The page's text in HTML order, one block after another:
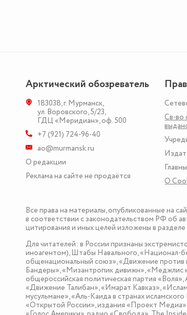
Арктический обозреватель
183038,г. Мурманск,
ул. Воровского, 5/23,
ГДЦ «Меридиан», оф. 500
+7 (921) 724-96-40
ao@murmansk.ru
О редакции
Реклама на сайте не продаётся
Св-во
О
Все права на материалы, опубликованные на
в соответствии с законодательством РФ об
цитирования и иных целей изложены в разделе
Для читателей: в России признаны
иноагентом), Штабы Навального, «Национал-
общенациональный союз», «Движение
Бандеры», «Мизантропик дивижн», «Меджлис
общероссийская политическая партия
«Движение Талибан», «Имарат Кавказ»,
мусульмане», «Аль-Каида в странах
«Открытой России», издания «Проект